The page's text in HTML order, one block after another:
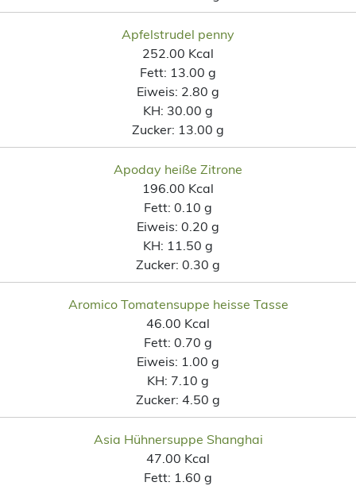
Apfelstrudel penny
252.00 Kcal
Fett: 13.00 g
Eiweis: 2.80 g
KH: 30.00 g
Zucker: 13.00 g
Apoday heiße Zitrone
196.00 Kcal
Fett: 0.10 g
Eiweis: 0.20 g
KH: 11.50 g
Zucker: 0.30 g
Aromico Tomatensuppe heisse Tasse
46.00 Kcal
Fett: 0.70 g
Eiweis: 1.00 g
KH: 7.10 g
Zucker: 4.50 g
Asia Hühnersuppe Shanghai
47.00 Kcal
Fett: 1.60 g